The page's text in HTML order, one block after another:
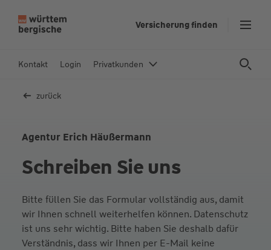
In
Versicherung finden
Kontakt Login Privatkunden
zurück
Agentur Erich Häußermann
Schreiben Sie uns
Bitte füllen Sie das Formular vollständig aus, damit
wir Ihnen schnell weiterhelfen können. Datenschutz
ist uns sehr wichtig. Bitte haben Sie deshalb dafür
Verständnis, dass wir Ihnen per E-Mail keine